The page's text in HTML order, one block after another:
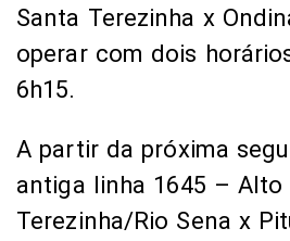
Santa Terezinha x
operar com dois
6h15.
A partir da próxima
antiga linha 1645 – Alto
Terezinha/Rio Sena x